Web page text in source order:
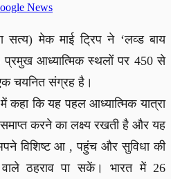
News
सत्य) मेक माई ट्रिप ने ‘लव्ड बाय
प्रमुख आध्यात्मिक स्थलों पर 450 से
चयनित संग्रह है।
कहा कि यह पहल आध्यात्मिक यात्रा
करने का लक्ष्य रखती है और यह
विशिष्ट आ , पहुंच और सुविधा की
ठहराव पा सकें। भारत में 26